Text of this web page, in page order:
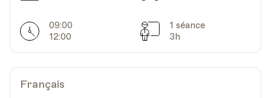
Horarires
09:00
12:00
Séances
1 séance
3h
Français